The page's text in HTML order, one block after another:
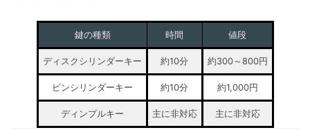
鍵の種類 時間 値段
ディスクシリンダーキー 約10分 約300～800円
ピンシリンダーキー 約10分 約1,000円
ディンプルキー 主に非対応 主に非対応